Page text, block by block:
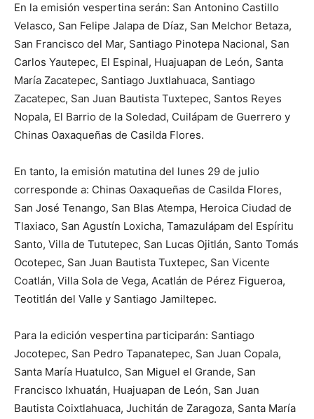
En la emisión vespertina serán: San Antonino Castillo
Velasco, San Felipe Jalapa de Díaz, San Melchor Betaza,
San Francisco del Mar, Santiago Pinotepa Nacional, San
Carlos Yautepec, El Espinal, Huajuapan de León, Santa
María Zacatepec, Santiago Juxtlahuaca, Santiago
Zacatepec, San Juan Bautista Tuxtepec, Santos Reyes
Nopala, El Barrio de la Soledad, Cuilápam de Guerrero y
Chinas Oaxaqueñas de Casilda Flores.
En tanto, la emisión matutina del lunes 29 de julio
corresponde a: Chinas Oaxaqueñas de Casilda Flores,
San José Tenango, San Blas Atempa, Heroica Ciudad de
Tlaxiaco, San Agustín Loxicha, Tamazulápam del Espíritu
Santo, Villa de Tututepec, San Lucas Ojitlán, Santo Tomás
Ocotepec, San Juan Bautista Tuxtepec, San Vicente
Coatlán, Villa Sola de Vega, Acatlán de Pérez Figueroa,
Teotitlán del Valle y Santiago Jamiltepec.
Para la edición vespertina participarán: Santiago
Jocotepec, San Pedro Tapanatepec, San Juan Copala,
Santa María Huatulco, San Miguel el Grande, San
Francisco Ixhuatán, Huajuapan de León, San Juan
Bautista Coixtlahuaca, Juchitán de Zaragoza, Santa María